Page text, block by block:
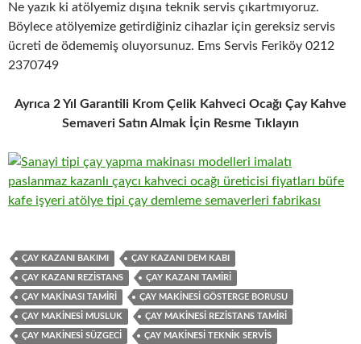
Ne yazık ki atölyemiz dışına teknik servis çıkartmıyoruz.
Böylece atölyemize getirdiğiniz cihazlar için gereksiz servis
ücreti de ödememiş oluyorsunuz. Ems Servis Feriköy 0212
2370749
Ayrıca 2 Yıl Garantili Krom Çelik Kahveci Ocağı Çay Kahve
Semaveri Satın Almak İçin Resme Tıklayın
ÇAY KAZANI BAKIMI ÇAY KAZANI DEM KABI
ÇAY KAZANI REZISTANS ÇAY KAZANI TAMIRI
ÇAY MAKINASI TAMIRI ÇAY MAKINESI GÖSTERGE BORUSU
ÇAY MAKINESI MUSLUK ÇAY MAKINESI REZISTANS TAMIRI
ÇAY MAKINESI SÜZGECI ÇAY MAKINESI TEKNIK SERVIS